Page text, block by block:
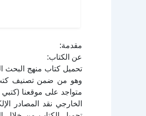
مقدمة:
عن الكتاب:
الخارجي نقد المصادر